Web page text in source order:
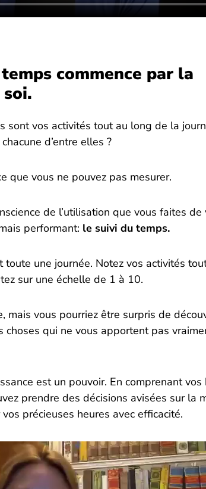
commence par la
sont vos activités tout au long de la
d’entre elles ?
que vous ne pouvez pas mesurer.
de l’utilisation que vous faites
performant: le suivi du temps.
toute une journée. Notez vos activités
sur une échelle de 1 à 10.
mais vous pourriez être surpris de
choses qui ne vous apportent pas
est un pouvoir. En comprenant
prendre des décisions avisées sur la
précieuses heures avec efficacité.